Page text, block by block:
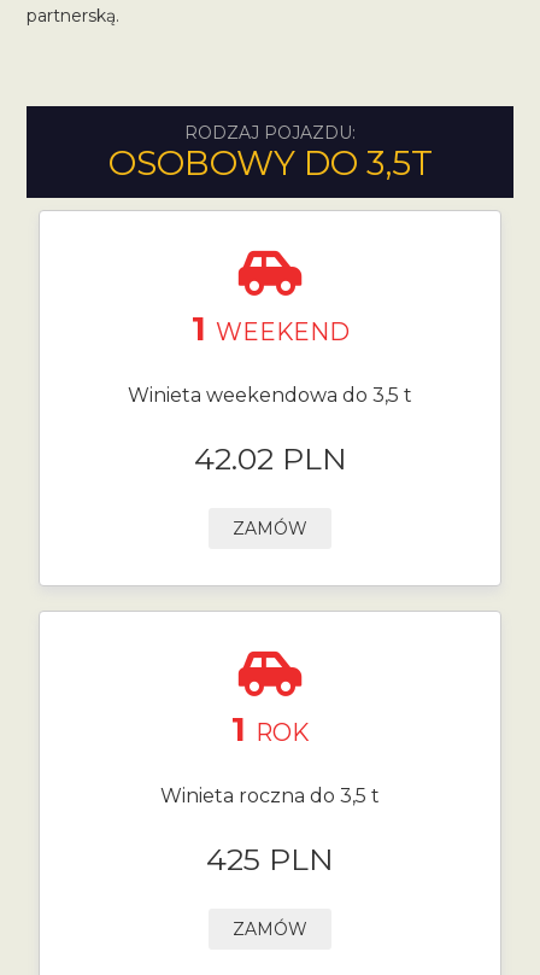
partnerską.
RODZAJ POJAZDU:
OSOBOWY DO 3,5T
1 WEEKEND
Winieta weekendowa do 3,5 t
42.02 PLN
ZAMÓW
1 ROK
Winieta roczna do 3,5 t
425 PLN
ZAMÓW